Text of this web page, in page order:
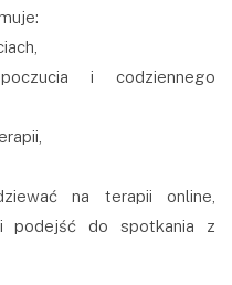
i codziennego
na terapii online,
podejść do spotkania z